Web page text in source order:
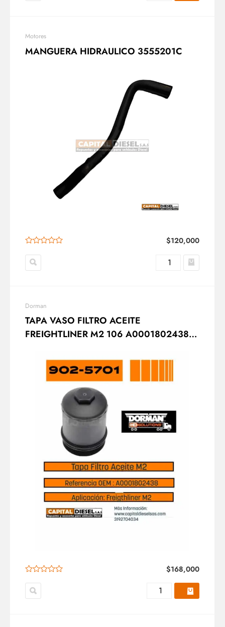
Motores
MANGUERA HIDRAULICO 3555201C
$120,000
Dorman
TAPA VASO FILTRO ACEITE
FREIGHTLINER M2 106 A0001802438
$168,000